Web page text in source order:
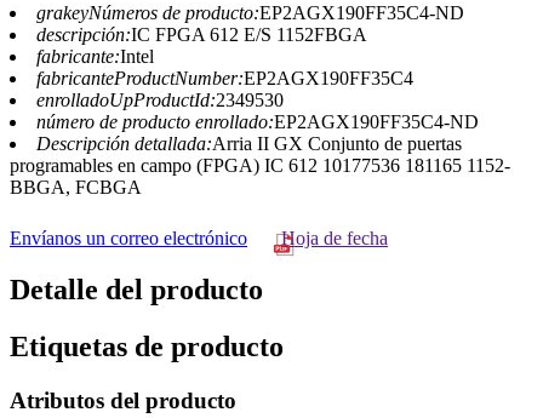
grakeyNúmeros de producto:EP2AGX190FF35C4-ND
descripción:IC FPGA 612 E/S 1152FBGA
fabricante:Intel
fabricanteProductNumber:EP2AGX190FF35C4
enrolladoUpProductId:2349530
número de producto enrollado:EP2AGX190FF35C4-ND
Descripción detallada:Arria II GX Conjunto de puertas
programables en campo (FPGA) IC 612 10177536 181165 1152-
BBGA, FCBGA
Envíanos un correo electrónico Hoja de fecha
Detalle del producto
Etiquetas de producto
Atributos del producto